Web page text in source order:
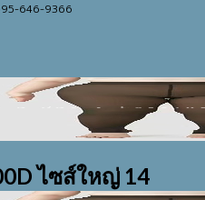
646-9366
ไซส์ใหญ่ 14